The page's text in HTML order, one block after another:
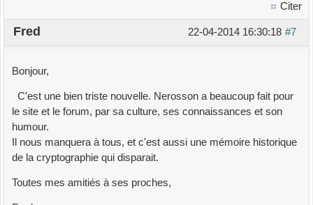
Citer
#7
22-04-2014 16:30:18
Fred
Bonjour,
C'est une bien triste nouvelle. Nerosson a beaucoup fait pour
le site et le forum, par sa culture, ses connaissances et son
humour.
Il nous manquera à tous, et c'est aussi une mémoire historique
de la cryptographie qui disparait.
Toutes mes amitiés à ses proches,